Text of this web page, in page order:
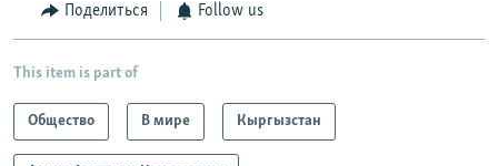
Поделиться Follow us
This item is part of
Общество В мире Кыргызстан